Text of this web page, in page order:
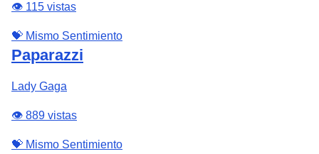
👁️ 115 vistas
💝 Mismo Sentimiento
Paparazzi
Lady Gaga
👁️ 889 vistas
💝 Mismo Sentimiento